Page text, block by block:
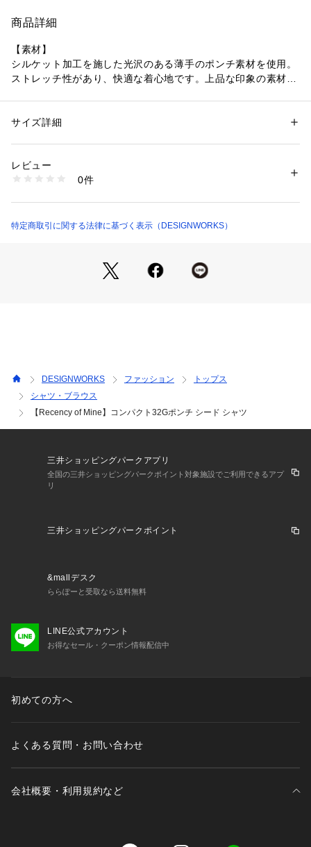
商品詳細
【素材】
シルケット加工を施した光沢のある薄手のポンチ素材を使用。
ストレッチ性があり、快適な着心地です。上品な印象の素材感
【デザイン】
柄は主張し過ぎないながらも、普通のドット柄とは違った雰囲
気を出すことができます。
スキニーパンツやスラックスと合わせたカジュアルスタイル
性別：メンズ
素材：コットン51% ポリエステル49%
商品番号：
00408011201 （ショップ）
サイズ詳細
レビュー
0件
特定商取引に関する法律に基づく表示（DESIGNWORKS）
DESIGNWORKS ファッション
トップス
シャツ・ブラウス
【Recency of Mine】コンパクト32Gポンチ シード シャツ
三井ショッピングパークアプリ
全国の三井ショッピングパークポイント対象施設でご利用できるアプ
リ
三井ショッピングパークポイント
&mallデスク
ららぽーと受取なら送料無料
LINE公式アカウント
お得なセール・クーポン情報配信中
初めての方へ
よくある質問・お問い合わせ
会社概要・利用規約など